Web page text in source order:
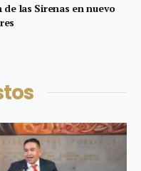
las Sirenas en nuevo